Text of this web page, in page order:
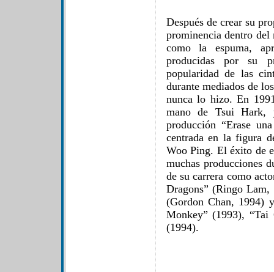
Después de crear su
prominencia dentro del
como la espuma,
producidas por su
popularidad de las
durante mediados de
nunca lo hizo. En
mano de Tsui
producción “Erase
centrada en la figura
Woo Ping. El éxito de
muchas producciones
de su carrera como
Dragons” (Ringo
(Gordon Chan, 1994)
Monkey” (1993),
(1994).